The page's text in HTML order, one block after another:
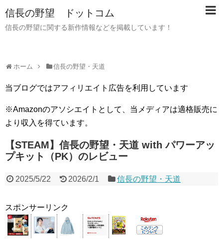
信長の野望 ドットコム
信長の野望に関する新作情報などを掲載しています！
ホーム 信長の野望・天道
当ブログではアフィリエイト広告を利用しています
※Amazonのアソシエイトとして、当メディアは適格販売に
より収入を得ています。
【STEAM】信長の野望・天道 with パワーアッ
プキット（PK）のレビュー
2025/5/22 2026/2/1 信長の野望・天道
スポンサーリンク